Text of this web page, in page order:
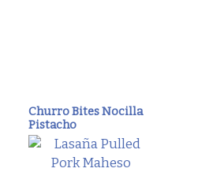
Churro Bites Nocilla
Pistacho